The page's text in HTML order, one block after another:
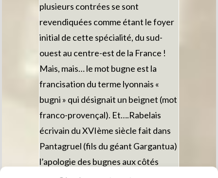
plusieurs contrées se sont
revendiquées comme étant le foyer
initial de cette spécialité, du sud-
ouest au centre-est de la France !
Mais, mais… le mot bugne est la
francisation du terme lyonnais «
bugni » qui désignait un beignet (mot
franco-provençal). Et….Rabelais
écrivain du XVIème siècle fait dans
Pantagruel (fils du géant Gargantua)
l’apologie des bugnes aux côtés